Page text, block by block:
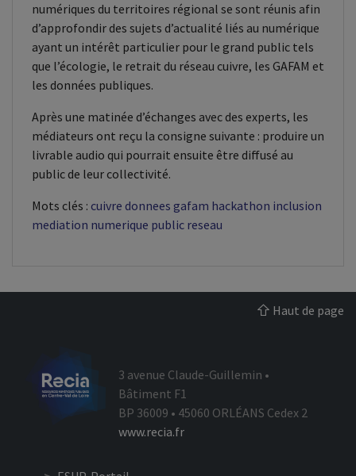
numériques du territoires régional se sont réunis afin
d’approfondir des sujets d’actualité liés au numérique
ayant un intérêt particulier pour le grand public tels
que l’écologie, le retrait du réseau cuivre, les GAFAM et
les données publiques.
Après une matinée d’échanges avec des experts, les
médiateurs ont reçu la consigne suivante : produire un
livrable audio qui pourrait ensuite être diffusé au
public de leur collectivité.
Mots clés : cuivre donnees gafam hackathon inclusion
mediation numerique public reseau
Haut de page
3 avenue Claude-Guillemin •
Bâtiment F1
BP 36009 • 45060 ORLÉANS Cedex 2
www.recia.fr